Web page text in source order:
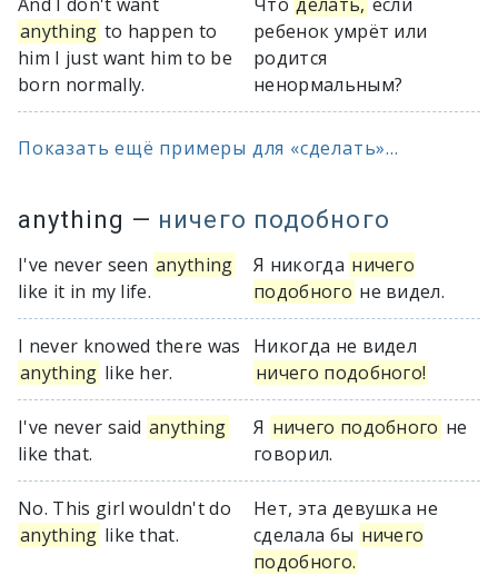
anything to happen to
him I just want him to be
born normally.
ребенок умрёт или
родится
ненормальным?
Показать ещё примеры для «сделать»...
anything — ничего подобного
I've never seen anything
like it in my life.
Я никогда ничего
подобного не видел.
I never knowed there was
anything like her.
Никогда не видел
ничего подобного!
I've never said anything
like that.
Я ничего подобного не
говорил.
No. This girl wouldn't do
anything like that.
Нет, эта девушка не
сделала бы ничего
подобного.